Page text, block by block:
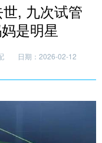
, 九次试管
是明星
日期：2026-02-12